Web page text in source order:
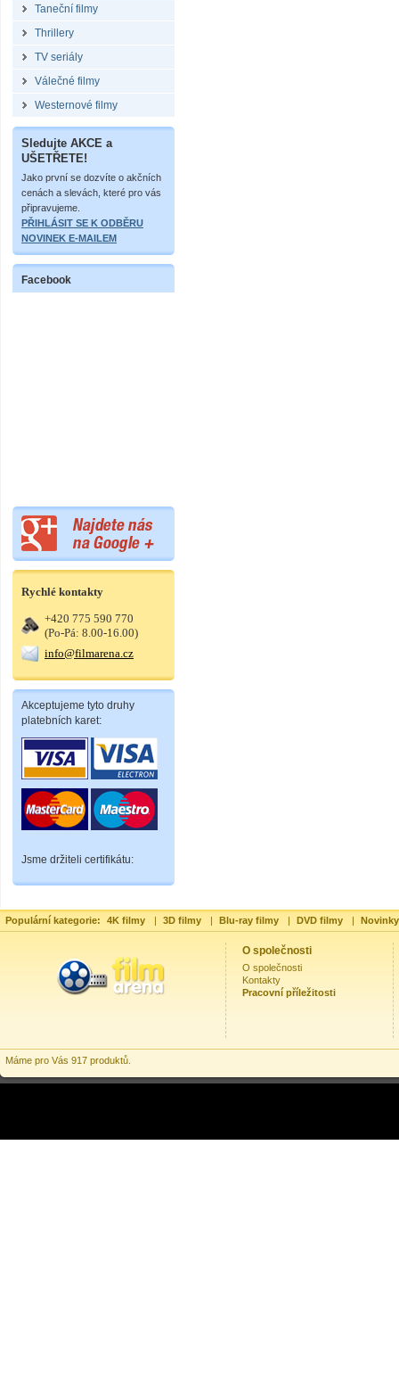
Taneční filmy
Thrillery
TV seriály
Válečné filmy
Westernové filmy
Sledujte AKCE a
UŠETŘETE!
Jako první se dozvíte o akčních
cenách a slevách, které pro vás
připravujeme.
PŘIHLÁSIT SE K ODBĚRU
NOVINEK E-MAILEM
Facebook
Rychlé kontakty
+420 775 590 770
(Po-Pá: 8.00-16.00)
info@filmarena.cz
Akceptujeme tyto druhy
platebních karet:
Jsme držiteli certifikátu:
Populární kategorie: 4K filmy | 3D filmy | Blu-ray filmy | DVD filmy |
O společnosti
O společnosti
Kontakty
Pracovní příležitosti
Máme pro Vás 917 produktů.